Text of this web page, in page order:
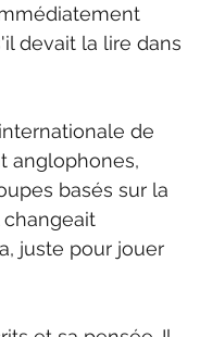
devait la lire dans
de
anglophones,
basés sur la
juste pour jouer